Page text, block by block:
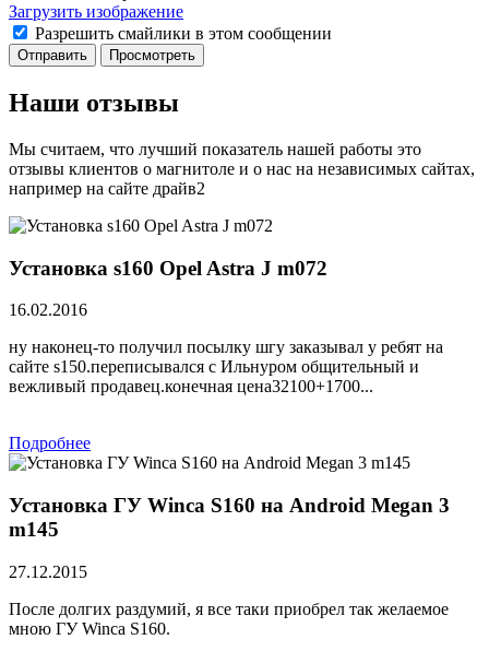
Загрузить изображение
Разрешить смайлики в этом сообщении
Наши отзывы
Мы считаем, что лучший показатель нашей работы это
отзывы клиентов о магнитоле и о нас на независимых сайтах,
например на сайте драйв2
Установка s160 Opel Astra J m072
16.02.2016
ну наконец-то получил посылку шгу заказывал у ребят на
сайте s150.переписывался с Ильнуром общительный и
вежливый продавец.конечная цена32100+1700...
Подробнее
Установка ГУ Winca S160 на Android Megan 3
m145
27.12.2015
После долгих раздумий, я все таки приобрел так желаемое
мною ГУ Winca S160.